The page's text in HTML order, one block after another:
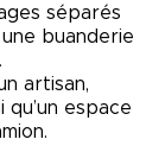
séparés
buanderie
artisan,
espace